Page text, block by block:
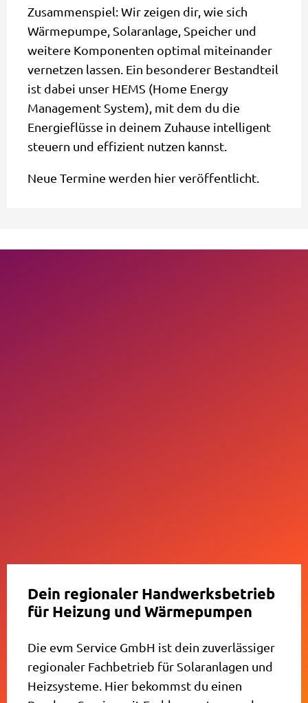
Zusammenspiel: Wir zeigen dir, wie sich
Wärmepumpe, Solaranlage, Speicher und
weitere Komponenten optimal miteinander
vernetzen lassen. Ein besonderer Bestandteil
ist dabei unser HEMS (Home Energy
Management System), mit dem du die
Energieflüsse in deinem Zuhause intelligent
steuern und effizient nutzen kannst.
Neue Termine werden hier veröffentlicht.
Dein regionaler Handwerksbetrieb
für Heizung und Wärmepumpen
Die evm Service GmbH ist dein zuverlässiger
regionaler Fachbetrieb für Solaranlagen und
Heizsysteme. Hier bekommst du einen